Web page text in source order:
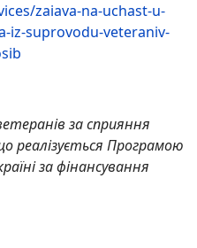
zaiava-na-uchast-u-
iz-suprovodu-veteraniv-
за сприяння
реалізується Програмою
за фінансування